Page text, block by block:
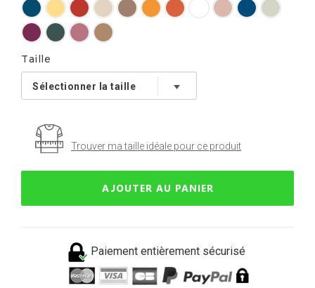
Taille
Trouver ma taille idéale pour ce produit
AJOUTER AU PANIER
Paiement entièrement sécurisé